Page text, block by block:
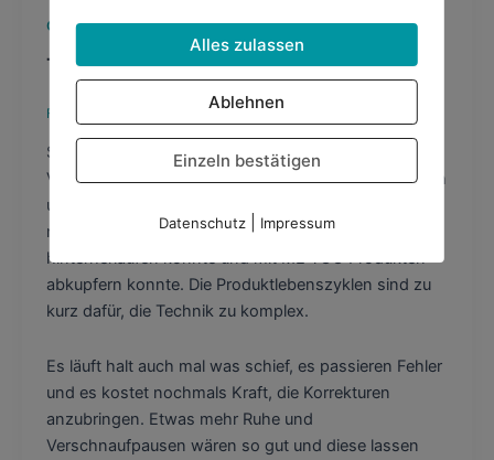
Change Management,Engagement,Fuehrungsfragen
Transformations-Widerstand
Felix Wiesner
Stetige Veränderungen sind der Grund für massive
Verunsicherung, weil ja keiner die richtigen Antworten
und Lösungen kennt. Das war früher anders, als man
noch irgendeinem Trend oder einer Entwicklung
hinterherlaufen konnte und mit ME TOO Produkten
abkupfern konnte. Die Produktlebenszyklen sind zu
kurz dafür, die Technik zu komplex.
Es läuft halt auch mal was schief, es passieren Fehler
und es kostet nochmals Kraft, die Korrekturen
anzubringen. Etwas mehr Ruhe und
Verschnaufpausen wären so gut und diese lassen
Alles zulassen
Ablehnen
Einzeln bestätigen
Datenschutz| Impressum